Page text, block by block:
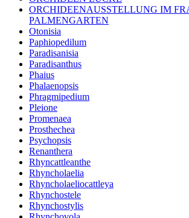
ORCHIDEENAUSSTELLUNG IM
PALMENGARTEN
Otonisia
Paphiopedilum
Paradisanisia
Paradisanthus
Phaius
Phalaenopsis
Phragmipedium
Pleione
Promenaea
Prosthechea
Psychopsis
Renanthera
Rhyncattleanthe
Rhyncholaelia
Rhyncholaeliocattleya
Rhynchostele
Rhynchostylis